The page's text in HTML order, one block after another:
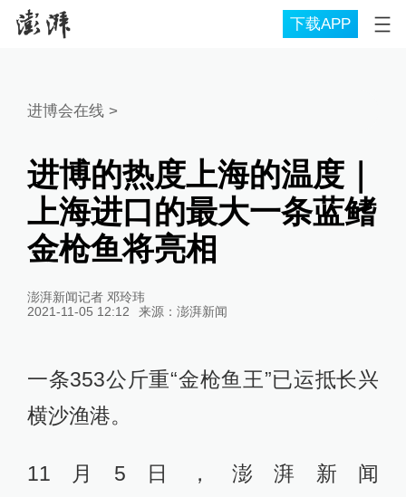
下载APP
进博会在线>
进博的热度上海的温度｜
上海进口的最大一条蓝鳍
金枪鱼将亮相
澎湃新闻记者 邓玲玮
2021-11-05 12:12
来源： 澎湃新闻
一条353公斤重“金枪鱼王”已运抵长兴
横沙渔港。
11月5日，澎湃新闻